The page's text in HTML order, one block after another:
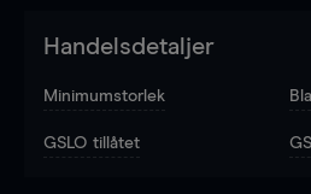
Handelsdetaljer
Minimumstorlek
GSLO tillåtet